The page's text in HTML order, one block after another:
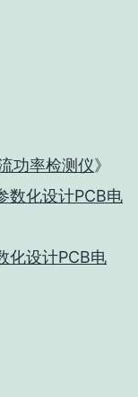
功率检测仪》
数化设计PCB电
化设计PCB电